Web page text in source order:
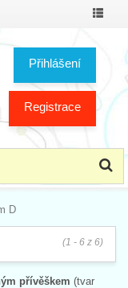
Přihlášení
Registrace
D
(1 - 6 z 6)
přívěškem (tvar